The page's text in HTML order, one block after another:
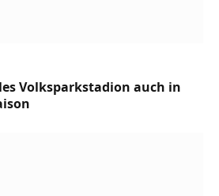
Volksparkstadion auch in